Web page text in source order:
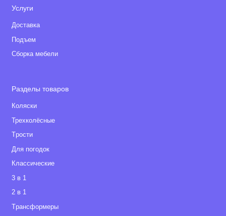
Услуги
Доставка
Подъем
Сборка мебели
Разделы товаров
Коляски
Трехколёсные
Tрости
Для погодок
Классические
3 в 1
2 в 1
Tрансформеры